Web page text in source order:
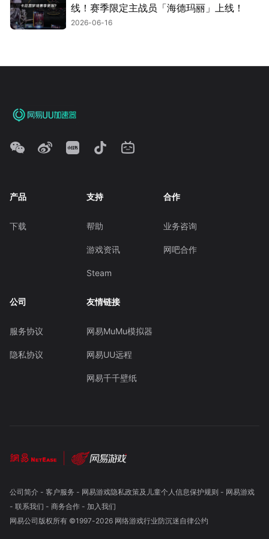
线！赛季限定主战员「海德玛丽」上线！
2026-06-16
产品
下载
支持
帮助
游戏资讯
Steam
合作
业务咨询
网吧合作
公司
服务协议
隐私协议
友情链接
网易MuMu模拟器
网易UU远程
网易千千壁纸
公司简介- 客户服务 - 网易游戏隐私政策及儿童个人信息保护规则 - 网易游戏
- 联系我们 - 商务合作- 加入我们
网易公司版权所有 ©1997-2026 网络游戏行业防沉迷自律公约